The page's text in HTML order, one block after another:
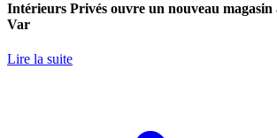
Intérieurs Privés ouvre un nouveau magasin
Var
Lire la suite